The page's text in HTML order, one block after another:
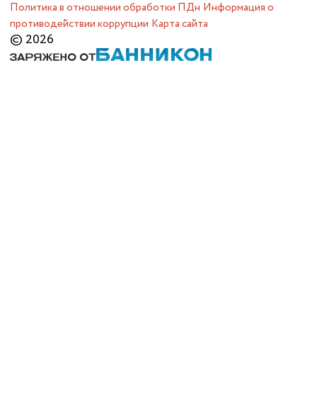
Политика в отношении обработки ПДн Информация о
противодействии коррупции Карта сайта
© 2026